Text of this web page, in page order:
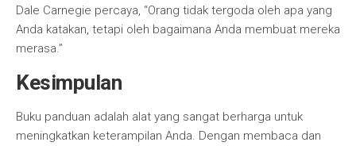
Dale Carnegie percaya, “Orang tidak tergoda oleh apa yang
Anda katakan, tetapi oleh bagaimana Anda membuat mereka
merasa.”
Kesimpulan
Buku panduan adalah alat yang sangat berharga untuk
meningkatkan keterampilan Anda. Dengan membaca dan